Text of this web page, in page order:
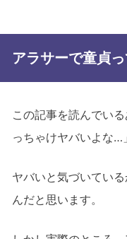
アラサーで童貞
この記事を読んでい
っちゃけヤバいよな…
ヤバいと気づいてい
んだと思います。